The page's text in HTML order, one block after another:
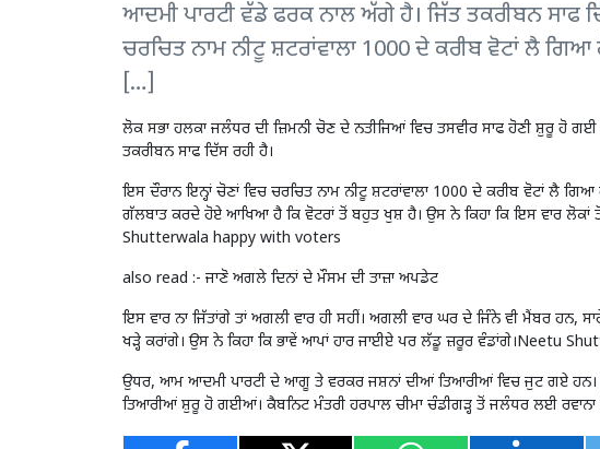
ਆਦਮੀ ਪਾਰਟੀ ਵੱਡੇ ਫਰਕ ਨਾਲ ਅੱਗੇ ਹੈ। ਜਿੱਤ ਤਕਰੀਬਨ ਸਾਫ
ਚਰਚਿਤ ਨਾਮ ਨੀਟੂ ਸ਼ਟਰਾਂਵਾਲਾ 1000 ਦੇ ਕਰੀਬ ਵੋਟਾਂ ਲੈ
[…]
ਲੋਕ ਸਭਾ ਹਲਕਾ ਜਲੰਧਰ ਦੀ ਜ਼ਿਮਨੀ ਚੋਣ ਦੇ ਨਤੀਜਿਆਂ ਵਿਚ ਤਸਵੀਰ ਸਾਫ ਹੋਣੀ ਸ਼ੁਰੂ ਹੋ
ਤਕਰੀਬਨ ਸਾਫ ਦਿੱਸ ਰਹੀ ਹੈ।
ਇਸ ਦੌਰਾਨ ਇਨ੍ਹਾਂ ਚੋਣਾਂ ਵਿਚ ਚਰਚਿਤ ਨਾਮ ਨੀਟੂ ਸ਼ਟਰਾਂਵਾਲਾ 1000 ਦੇ ਕਰੀਬ ਵੋਟਾਂ ਲੈ
ਗੱਲਬਾਤ ਕਰਦੇ ਹੋਏ ਆਖਿਆ ਹੈ ਕਿ ਵੋਟਰਾਂ ਤੋਂ ਬਹੁਤ ਖੁਸ਼ ਹੈ। ਉਸ ਨੇ ਕਿਹਾ ਕਿ ਇਸ ਵਾਰ
Shutterwala happy with voters
also read :- ਜਾਣੋ ਅਗਲੇ ਦਿਨਾਂ ਦੇ ਮੌਸਮ ਦੀ ਤਾਜ਼ਾ ਅਪਡੇਟ
ਇਸ ਵਾਰ ਨਾ ਜਿੱਤਾਂਗੇ ਤਾਂ ਅਗਲੀ ਵਾਰ ਹੀ ਸਹੀਂ। ਅਗਲੀ ਵਾਰ ਘਰ ਦੇ ਜਿੰਨੇ ਵੀ ਮੈਂਬਰ ਹਨ,
ਖੜ੍ਹੇ ਕਰਾਂਗੇ। ਉਸ ਨੇ ਕਿਹਾ ਕਿ ਭਾਵੇਂ ਆਪਾਂ ਹਾਰ ਜਾਈਏ ਪਰ ਲੱਡੂ ਜ਼ਰੂਰ ਵੰਡਾਂਗੇ।Neetu
ਉਧਰ, ਆਮ ਆਦਮੀ ਪਾਰਟੀ ਦੇ ਆਗੂ ਤੇ ਵਰਕਰ ਜਸ਼ਨਾਂ ਦੀਆਂ ਤਿਆਰੀਆਂ ਵਿਚ ਜੁਟ ਗਏ ਹਨ।
ਤਿਆਰੀਆਂ ਸ਼ੁਰੂ ਹੋ ਗਈਆਂ। ਕੈਬਨਿਟ ਮੰਤਰੀ ਹਰਪਾਲ ਚੀਮਾ ਚੰਡੀਗੜ੍ਹ ਤੋਂ ਜਲੰਧਰ ਲਈ